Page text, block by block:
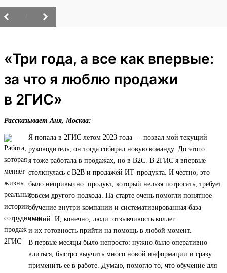
«Три года, а все как впервые:
за что я люблю продажи
в 2ГИС»
Рассказывает Аня, Москва:
Я попала в 2ГИС летом 2023 года — позвал мой текущий
руководитель, он тогда собирал новую команду. До этого
я тоже работала в продажах, но в B2C. В 2ГИС я впервые
столкнулась с B2B и продажей ИТ‑продукта. И честно, это
было непривычно: продукт, который нельзя потрогать, требует
совсем другого подхода. На старте очень помогли понятное
обучение внутри компании и систематизированная база
знаний. И, конечно, люди: отзывчивость коллег
и их готовность прийти на помощь в любой момент.
В первые месяцы было непросто: нужно было оперативно
влиться, быстро выучить много новой информации и сразу
применить ее в работе. Думаю, помогло то, что обучение для